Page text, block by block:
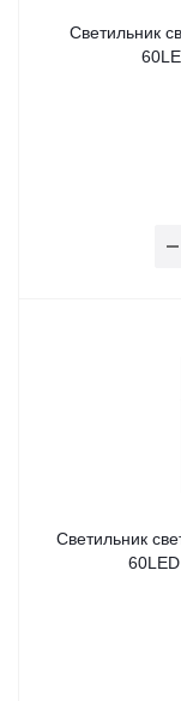
Светильник
Светильник